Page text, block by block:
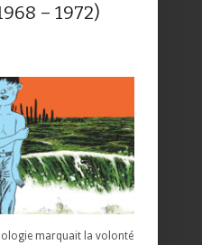
– 1972)
marquait la volonté